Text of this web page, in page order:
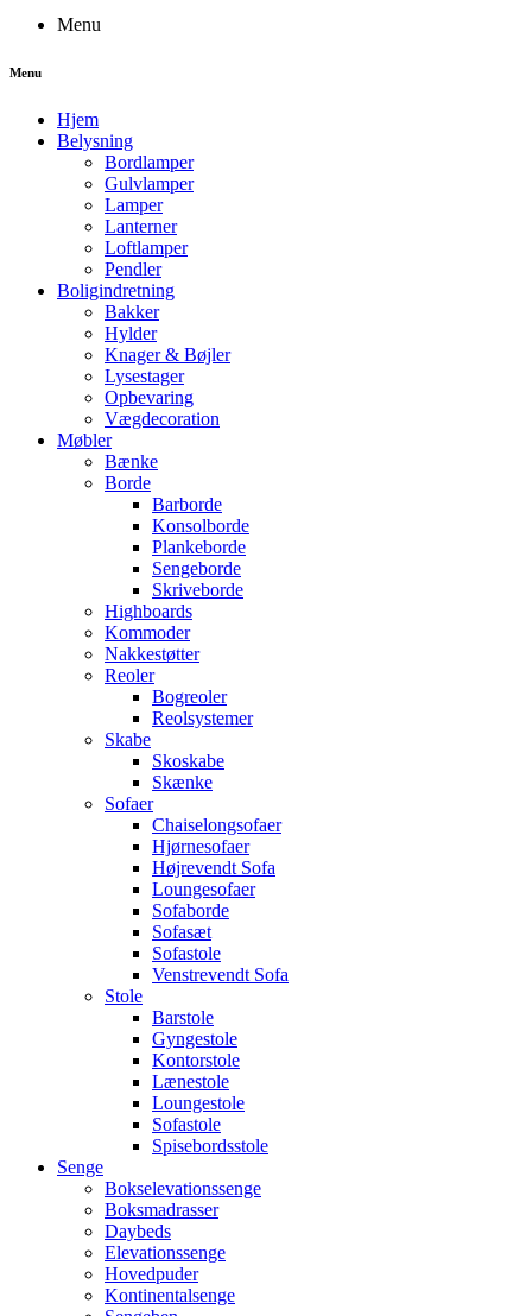
Menu
Menu
Hjem
Belysning
Bordlamper
Gulvlamper
Lamper
Lanterner
Loftlamper
Pendler
Boligindretning
Bakker
Hylder
Knager & Bøjler
Lysestager
Opbevaring
Vægdecoration
Møbler
Bænke
Borde
Barborde
Konsolborde
Plankeborde
Sengeborde
Skriveborde
Highboards
Kommoder
Nakkestøtter
Reoler
Bogreoler
Reolsystemer
Skabe
Skoskabe
Skænke
Sofaer
Chaiselongsofaer
Hjørnesofaer
Højrevendt Sofa
Loungesofaer
Sofaborde
Sofasæt
Sofastole
Venstrevendt Sofa
Stole
Barstole
Gyngestole
Kontorstole
Lænestole
Loungestole
Sofastole
Spisebordsstole
Senge
Bokselevationssenge
Boksmadrasser
Daybeds
Elevationssenge
Hovedpuder
Kontinentalsenge